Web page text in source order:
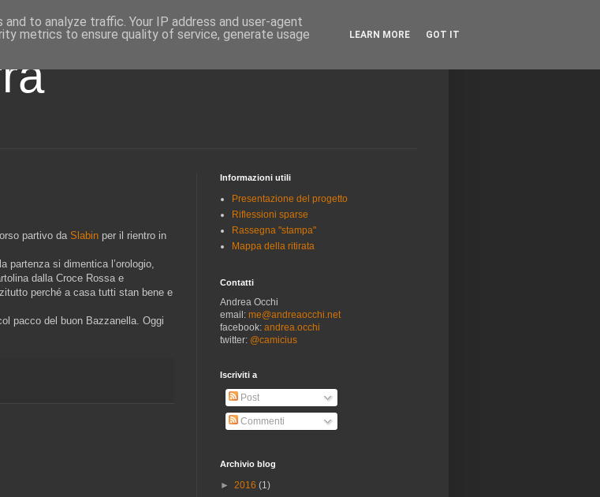
partivo da Slabin per il rientro in
partenza si dimentica l’orologio,
dalla Croce Rossa e
perché a casa tutti stan bene e
pacco del buon Bazzanella. Oggi
Informazioni utili
Presentazione del progetto
Riflessioni sparse
Rassegna "stampa"
Mappa della ritirata
Contatti
Andrea Occhi
email: me@andreaocchi.net
facebook: andrea.occhi
twitter: @camicius
Iscriviti a
Post
Commenti
Archivio blog
► 2016 (1)
to analyze traffic. Your IP address and user-agent
metrics to ensure quality of service, generate usage
LEARN MORE GOT IT